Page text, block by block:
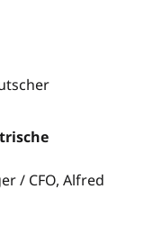
/ CFO, Alfred